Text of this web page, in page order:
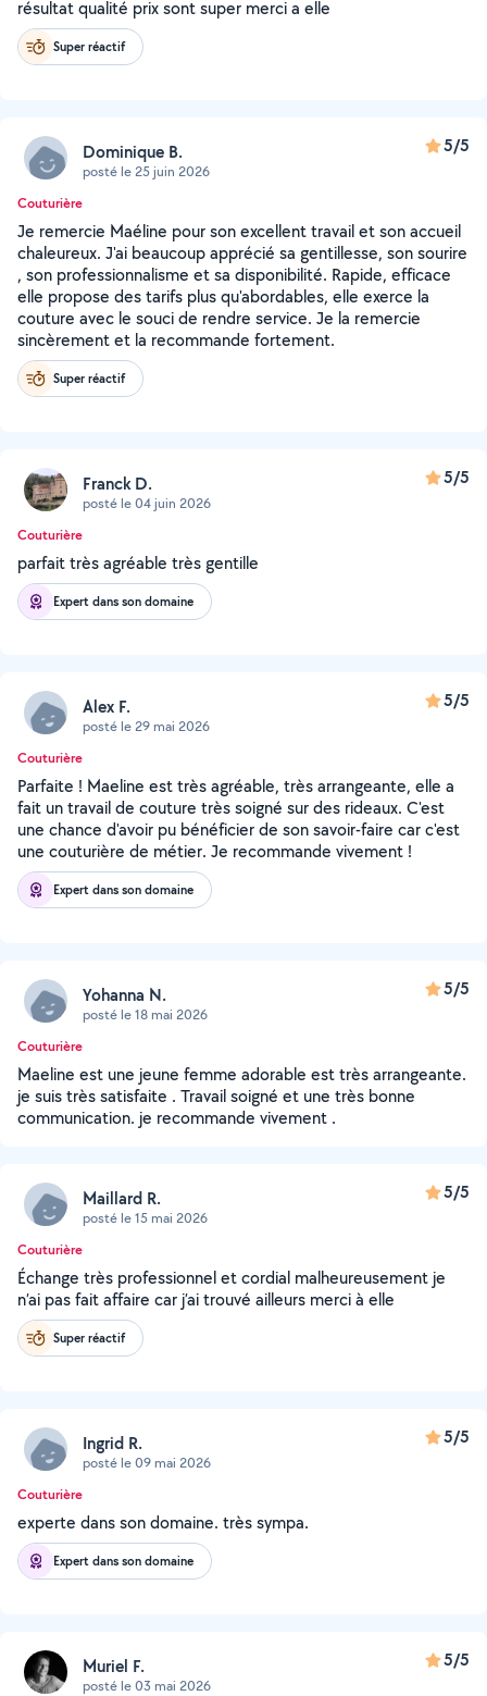
résultat qualité prix sont super merci a elle
Super réactif
Dominique B.
posté le 25 juin 2026
5/5
Couturière
Je remercie Maéline pour son excellent travail et son accueil
chaleureux. J'ai beaucoup apprécié sa gentillesse, son sourire
, son professionnalisme et sa disponibilité. Rapide, efficace
elle propose des tarifs plus qu'abordables, elle exerce la
couture avec le souci de rendre service. Je la remercie
sincèrement et la recommande fortement.
Super réactif
Franck D.
posté le 04 juin 2026
5/5
Couturière
parfait très agréable très gentille
Expert dans son domaine
Alex F.
posté le 29 mai 2026
5/5
Couturière
Parfaite ! Maeline est très agréable, très arrangeante, elle a
fait un travail de couture très soigné sur des rideaux. C'est
une chance d'avoir pu bénéficier de son savoir-faire car c'est
une couturière de métier. Je recommande vivement !
Expert dans son domaine
Yohanna N.
posté le 18 mai 2026
5/5
Couturière
Maeline est une jeune femme adorable est très arrangeante.
je suis très satisfaite . Travail soigné et une très bonne
communication. je recommande vivement .
Maillard R.
posté le 15 mai 2026
5/5
Couturière
Échange très professionnel et cordial malheureusement je
n’ai pas fait affaire car j’ai trouvé ailleurs merci à elle
Super réactif
Ingrid R.
posté le 09 mai 2026
5/5
Couturière
experte dans son domaine. très sympa.
Expert dans son domaine
Muriel F.
posté le 03 mai 2026
5/5